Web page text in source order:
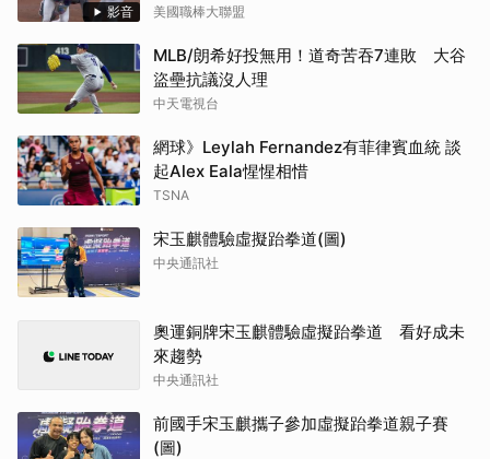
影音 美國職棒大聯盟
MLB/朗希好投無用！道奇苦吞7連敗 大谷
盜壘抗議沒人理
中天電視台
網球》Leylah Fernandez有菲律賓血統 談
起Alex Eala惺惺相惜
TSNA
宋玉麒體驗虛擬跆拳道(圖)
中央通訊社
奧運銅牌宋玉麒體驗虛擬跆拳道 看好成未
來趨勢
中央通訊社
前國手宋玉麒攜子參加虛擬跆拳道親子賽
(圖)